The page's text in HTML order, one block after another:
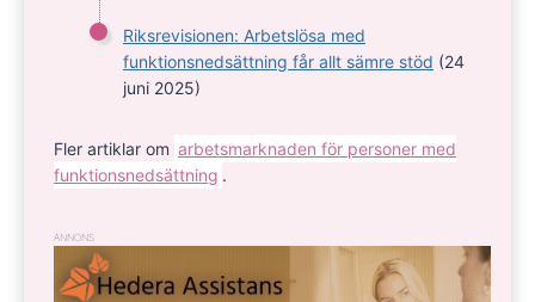
Riksrevisionen: Arbetslösa med
funktionsnedsättning får allt sämre stöd (24
juni 2025)
Fler artiklar om arbetsmarknaden för personer med
funktionsnedsättning .
ANNONS